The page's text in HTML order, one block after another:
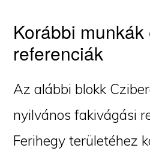
Korábbi munkák
referenciák
Az alábbi blokk
nyilvános fakivágási
Ferihegy területéhez